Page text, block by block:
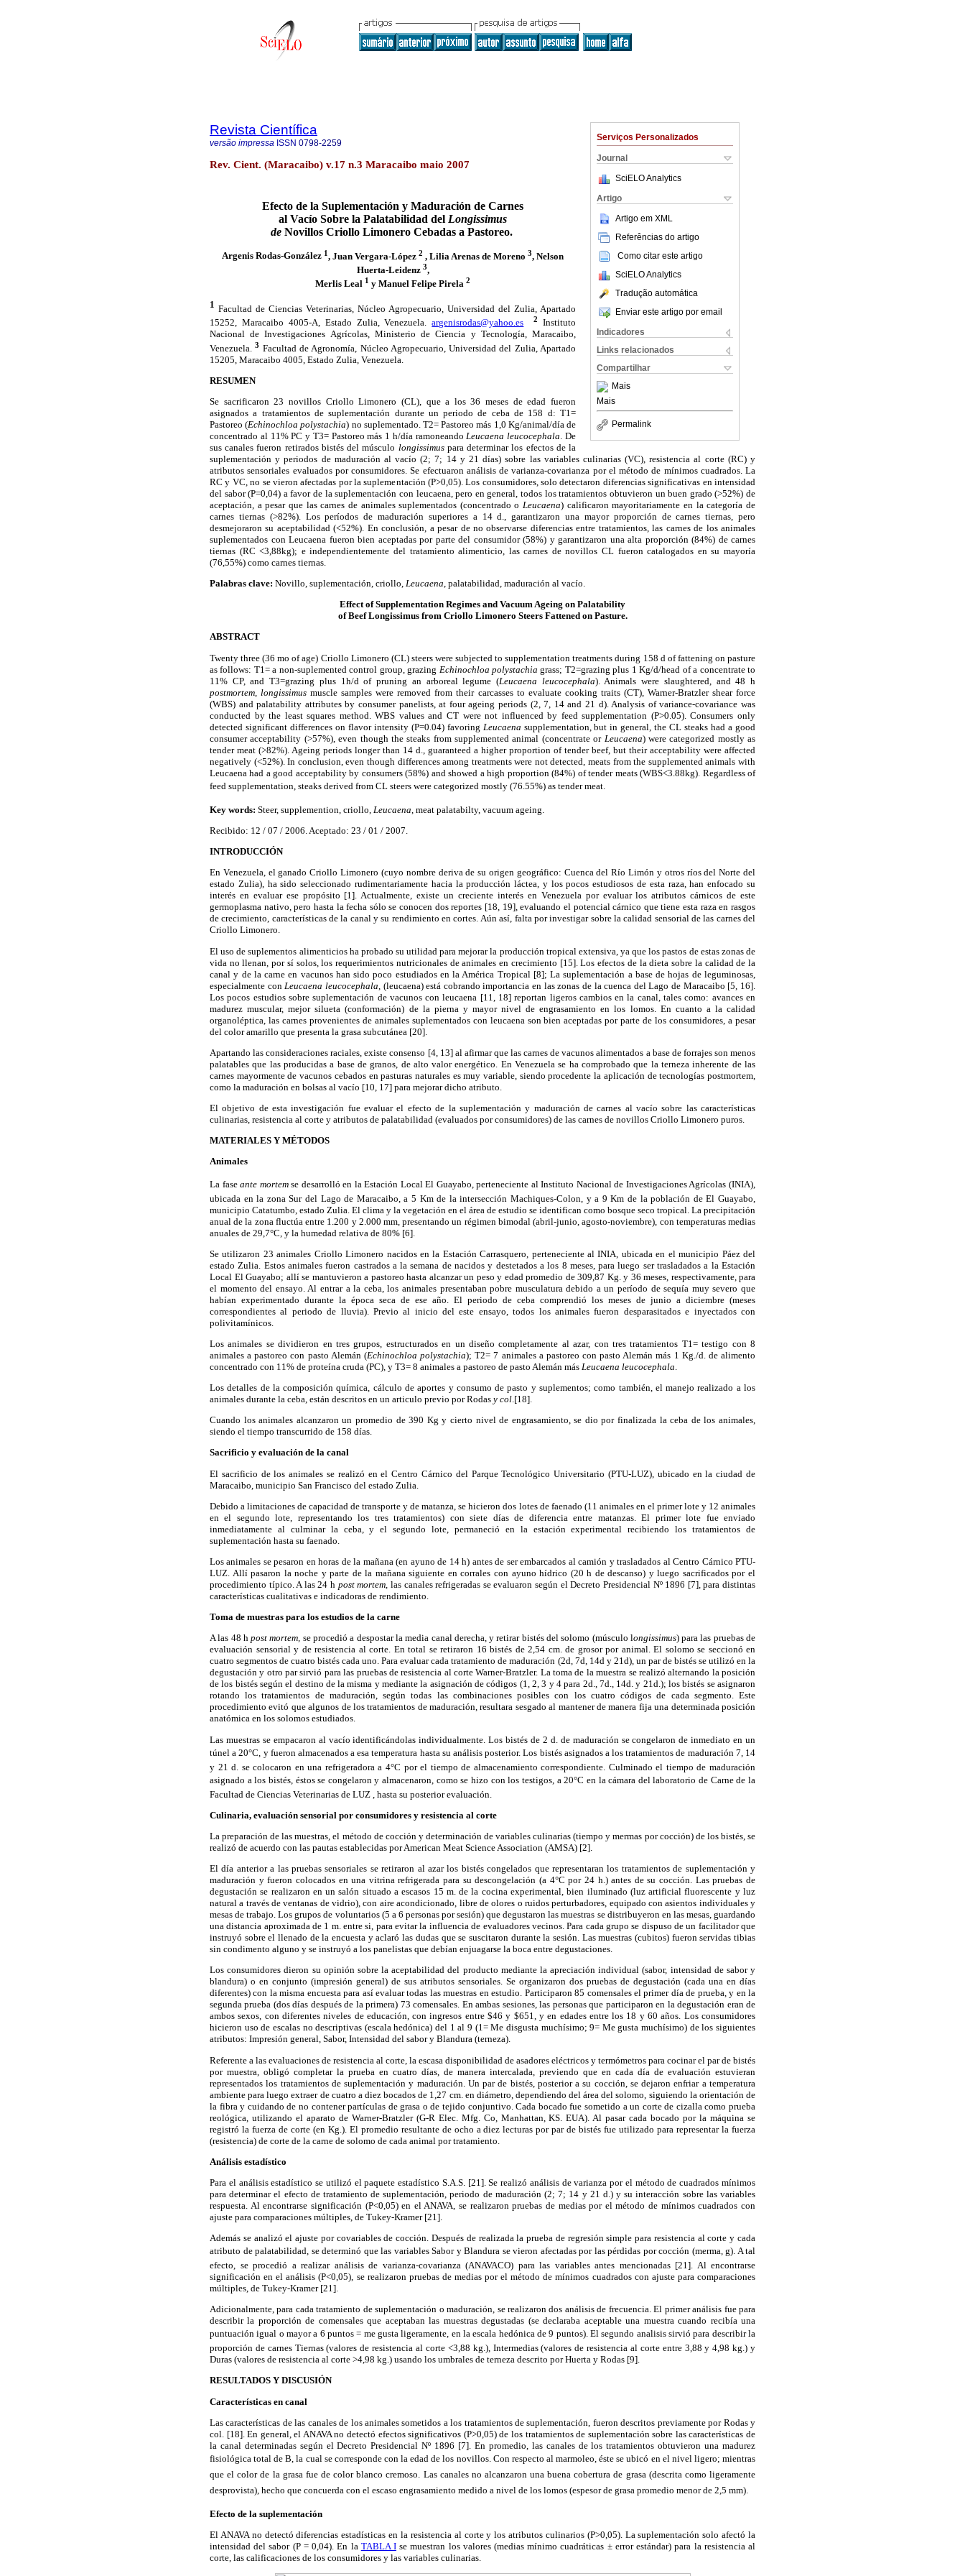
Serviços Personalizados
Journal
SciELO Analytics
Artigo
Artigo em XML
Referências do artigo
Como citar este artigo
SciELO Analytics
Tradução automática
Enviar este artigo por email
Indicadores
Links relacionados
Compartilhar
Mais
Mais
Permalink
Revista Científica
versão impressa ISSN 0798-2259
Rev. Cient. (Maracaibo) v.17 n.3 Maracaibo maio 2007
Efecto de la Suplementación y Maduración de Carnes
al Vacío Sobre la Palatabilidad del Longissimus
de Novillos Criollo Limonero Cebadas a Pastoreo.
Argenis Rodas-González 1, Juan Vergara-López 2 , Lilia Arenas de Moreno 3, Nelson
Huerta-Leidenz 3,
Merlis Leal 1 y Manuel Felipe Pirela 2
1 Facultad de Ciencias Veterinarias, Núcleo Agropecuario, Universidad del Zulia, Apartado
15252, Maracaibo 4005-A, Estado Zulia, Venezuela.argenisrodas@yahoo.es 2Instituto
Nacional de Investigaciones Agrícolas, Ministerio de Ciencia y Tecnología, Maracaibo,
Venezuela.3 Facultad de Agronomía, Núcleo Agropecuario, Universidad del Zulia, Apartado
15205, Maracaibo 4005, Estado Zulia, Venezuela.
RESUMEN
Se sacrificaron 23 novillos Criollo Limonero (CL), que a los 36 meses de edad fueron
asignados a tratamientos de suplementación durante un periodo de ceba de 158 d: T1=
Pastoreo (Echinochloa polystachia) no suplementado. T2= Pastoreo más 1,0 Kg/animal/día de
concentrado al 11% PC y T3= Pastoreo más 1 h/día ramoneando Leucaena leucocephala . De
sus canales fueron retirados bistés del músculo longissimuspara determinar los efectos de la
suplementación y periodos de maduración al vacío (2; 7; 14 y 21 días) sobre las variables culinarias (VC), resistencia al corte (RC) y
atributos sensoriales evaluados por consumidores. Se efectuaron análisis de varianza-covarianza por el método de mínimos cuadrados. La
RC y VC, no se vieron afectadas por la suplementación (P>0,05). Los consumidores, solo detectaron diferencias significativas en intensidad
del sabor (P=0,04) a favor de la suplementación con leucaena, pero en general, todos los tratamientos obtuvieron un buen grado (>52%) de
aceptación, a pesar que las carnes de animales suplementados (concentrado o Leucaena) calificaron mayoritariamente en la categoría de
carnes tiernas (>82%). Los períodos de maduración superiores a 14 d., garantizaron una mayor proporción de carnes tiernas, pero
desmejoraron su aceptabilidad (<52%). En conclusión, a pesar de no observarse diferencias entre tratamientos, las carnes de los animales
suplementados con Leucaena fueron bien aceptadas por parte del consumidor (58%) y garantizaron una alta proporción (84%) de carnes
tiernas (RC <3,88kg); e independientemente del tratamiento alimenticio, las carnes de novillos CL fueron catalogados en su mayoría
(76,55%) como carnes tiernas.
Palabras clave: Novillo, suplementación, criollo, Leucaena, palatabilidad, maduración al vacío.
Effect of Supplementation Regimes and Vacuum Ageing on Palatability
of Beef Longissimus from Criollo Limonero Steers Fattened on Pasture.
ABSTRACT
Twenty three (36 mo of age) Criollo Limonero (CL) steers were subjected to supplementation treatments during 158 d of fattening on pasture
as follows: T1= a non-suplemented control group, grazing Echinochloa polystachia grass; T2=grazing plus 1 Kg/d/head of a concentrate to
11% CP, and T3=grazing plus 1h/d of pruning an arboreal legume (Leucaena leucocephala). Animals were slaughtered, and 48 h
postmortem longissimus muscle samples were removed from their carcasses to evaluate cooking traits (CT), Warner-Bratzler shear force
(WBS) and palatability attributes by consumer panelists, at four ageing periods (2, 7, 14 and 21 d). Analysis of variance-covariance was
conducted by the least squares method. WBS values and CT were not influenced by feed supplementation (P>0.05). Consumers only
detected significant differences on flavor intensity (P=0.04) favoring Leucaena supplementation, but in general, the CL steaks had a good
consumer acceptability (>57%), even though the steaks from supplemented animal (concentrate or Leucaena) were categorized mostly as
tender meat (>82%). Ageing periods longer than 14 d., guaranteed a higher proportion of tender beef, but their acceptability were affected
negatively (<52%). In conclusion, even though differences among treatments were not detected, meats from the supplemented animals with
Leucaena had a good acceptability by consumers (58%) and showed a high proportion (84%) of tender meats (WBS<3.88kg). Regardless of
feed supplementation, steaks derived from CL steers were categorized mostly (76.55%) as tender meat.
Key words: Steer, supplemention, criollo, Leucaena , meat palatabilty, vacuum ageing.
Recibido: 12 / 07 / 2006. Aceptado: 23 / 01 / 2007.
INTRODUCCIÓN
En Venezuela, el ganado Criollo Limonero (cuyo nombre deriva de su origen geográfico: Cuenca del Río Limón y otros ríos del Norte del
estado Zulia), ha sido seleccionado rudimentariamente hacia la producción láctea, y los pocos estudiosos de esta raza, han enfocado su
interés en evaluar ese propósito [1]. Actualmente, existe un creciente interés en Venezuela por evaluar los atributos cárnicos de este
germoplasma nativo, pero hasta la fecha sólo se conocen dos reportes [18, 19], evaluando el potencial cárnico que tiene esta raza en rasgos
de crecimiento, características de la canal y su rendimiento en cortes. Aún así, falta por investigar sobre la calidad sensorial de las carnes del
Criollo Limonero.
El uso de suplementos alimenticios ha probado su utilidad para mejorar la producción tropical extensiva, ya que los pastos de estas zonas de
vida no llenan, por sí solos, los requerimientos nutricionales de animales en crecimiento [15]. Los efectos de la dieta sobre la calidad de la
canal y de la carne en vacunos han sido poco estudiados en la América Tropical [8]; La suplementación a base de hojas de leguminosas,
especialmente con Leucaena leucocephala , (leucaena) está cobrando importancia en las zonas de la cuenca del Lago de Maracaibo [5, 16].
Los pocos estudios sobre suplementación de vacunos con leucaena [11, 18] reportan ligeros cambios en la canal, tales como: avances en
madurez muscular, mejor silueta (conformación) de la pierna y mayor nivel de engrasamiento en los lomos. En cuanto a la calidad
organoléptica, las carnes provenientes de animales suplementados con leucaena son bien aceptadas por parte de los consumidores, a pesar
del color amarillo que presenta la grasa subcutánea [20].
Apartando las consideraciones raciales, existe consenso [4, 13] al afirmar que las carnes de vacunos alimentados a base de forrajes son menos
palatables que las producidas a base de granos, de alto valor energético. En Venezuela se ha comprobado que la terneza inherente de las
carnes mayormente de vacunos cebados en pasturas naturales es muy variable, siendo procedente la aplicación de tecnologías postmortem,
como la maduración en bolsas al vacío [10, 17] para mejorar dicho atributo.
El objetivo de esta investigación fue evaluar el efecto de la suplementación y maduración de carnes al vacío sobre las características
culinarias, resistencia al corte y atributos de palatabilidad (evaluados por consumidores) de las carnes de novillos Criollo Limonero puros.
MATERIALES Y MÉTODOS
Animales
La faseante mortemse desarrolló en la Estación Local El Guayabo, perteneciente al Instituto Nacional de Investigaciones Agrícolas (INIA),
ubicada en la zona Sur del Lago de Maracaibo, a 5 Km de la intersección Machiques-Colon, y a 9 Km de la población de El Guayabo,
municipio Catatumbo, estado Zulia. El clima y la vegetación en el área de estudio se identifican como bosque seco tropical. La precipitación
anual de la zona fluctúa entre 1.200 y 2.000 mm, presentando un régimen bimodal (abril-junio, agosto-noviembre), con temperaturas medias
anuales de 29,7°C, y la humedad relativa de 80% [6].
Se utilizaron 23 animales Criollo Limonero nacidos en la Estación Carrasquero, perteneciente al INIA, ubicada en el municipio Páez del
estado Zulia. Estos animales fueron castrados a la semana de nacidos y destetados a los 8 meses, para luego ser trasladados a la Estación
Local El Guayabo; allí se mantuvieron a pastoreo hasta alcanzar un peso y edad promedio de 309,87 Kg. y 36 meses, respectivamente, para
el momento del ensayo. Al entrar a la ceba, los animales presentaban pobre musculatura debido a un período de sequía muy severo que
habían experimentado durante la época seca de ese año. El periodo de ceba comprendió los meses de junio a diciembre (meses
correspondientes al periodo de lluvia). Previo al inicio del este ensayo, todos los animales fueron desparasitados e inyectados con
polivitamínicos.
Los animales se dividieron en tres grupos, estructurados en un diseño completamente al azar, con tres tratamientos T1= testigo con 8
animales a pastoreo con pasto Alemán (Echinochloa polystachia); T2= 7 animales a pastoreo con pasto Alemán más 1 Kg./d. de alimento
concentrado con 11% de proteína cruda (PC), y T3= 8 animales a pastoreo de pasto Alemán más Leucaena leucocephala
Los detalles de la composición química, cálculo de aportes y consumo de pasto y suplementos; como también, el manejo realizado a los
animales durante la ceba, están descritos en un articulo previo por Rodas y col.[18].
Cuando los animales alcanzaron un promedio de 390 Kg y cierto nivel de engrasamiento, se dio por finalizada la ceba de los animales,
siendo el tiempo transcurrido de 158 días.
Sacrificio y evaluación de la canal
El sacrificio de los animales se realizó en el Centro Cárnico del Parque Tecnológico Universitario (PTU-LUZ), ubicado en la ciudad de
Maracaibo, municipio San Francisco del estado Zulia.
Debido a limitaciones de capacidad de transporte y de matanza, se hicieron dos lotes de faenado (11 animales en el primer lote y 12 animales
en el segundo lote, representando los tres tratamientos) con siete días de diferencia entre matanzas. El primer lote fue enviado
inmediatamente al culminar la ceba, y el segundo lote, permaneció en la estación experimental recibiendo los tratamientos de
suplementación hasta su faenado.
Los animales se pesaron en horas de la mañana (en ayuno de 14 h) antes de ser embarcados al camión y trasladados al Centro Cárnico PTU-
LUZ. Allí pasaron la noche y parte de la mañana siguiente en corrales con ayuno hídrico (20 h de descanso) y luego sacrificados por el
procedimiento típico. A las 24 h post mortem, las canales refrigeradas se evaluaron según el Decreto Presidencial Nº 1896 [7], para distintas
características cualitativas e indicadoras de rendimiento.
Toma de muestras para los estudios de la carne
A las 48 hpost mortem, se procedió a despostar la media canal derecha, y retirar bistés del solomo (músculo longissimus) para las pruebas de
evaluación sensorial y de resistencia al corte. En total se retiraron 16 bistés de 2,54 cm. de grosor por animal. El solomo se seccionó en
cuatro segmentos de cuatro bistés cada uno. Para evaluar cada tratamiento de maduración (2d, 7d, 14d y 21d), un par de bistés se utilizó en la
degustación y otro par sirvió para las pruebas de resistencia al corte Warner-Bratzler. La toma de la muestra se realizó alternando la posición
de los bistés según el destino de la misma y mediante la asignación de códigos (1, 2, 3 y 4 para 2d., 7d., 14d. y 21d.); los bistés se asignaron
rotando los tratamientos de maduración, según todas las combinaciones posibles con los cuatro códigos de cada segmento. Este
procedimiento evitó que algunos de los tratamientos de maduración, resultara sesgado al mantener de manera fija una determinada posición
anatómica en los solomos estudiados.
Las muestras se empacaron al vacío identificándolas individualmente. Los bistés de 2 d. de maduración se congelaron de inmediato en un
túnel a 20°C, y fueron almacenados a esa temperatura hasta su análisis posterior. Los bistés asignados a los tratamientos de maduración 7, 14
y 21 d. se colocaron en una refrigeradora a 4°C por el tiempo de almacenamiento correspondiente. Culminado el tiempo de maduración
asignado a los bistés, éstos se congelaron y almacenaron, como se hizo con los testigos, a 20°C en la cámara del laboratorio de Carne de la
Facultad de Ciencias Veterinarias de LUZ , hasta su posterior evaluación.
Culinaria, evaluación sensorial por consumidores y resistencia al corte
La preparación de las muestras, el método de cocción y determinación de variables culinarias (tiempo y mermas por cocción) de los bistés, se
realizó de acuerdo con las pautas establecidas por American Meat Science Association (AMSA) [2].
El día anterior a las pruebas sensoriales se retiraron al azar los bistés congelados que representaran los tratamientos de suplementación y
maduración y fueron colocados en una vitrina refrigerada para su descongelación (a 4°C por 24 h.) antes de su cocción. Las pruebas de
degustación se realizaron en un salón situado a escasos 15 m. de la cocina experimental, bien iluminado (luz artificial fluorescente y luz
natural a través de ventanas de vidrio), con aire acondicionado, libre de olores o ruidos perturbadores, equipado con asientos individuales y
mesas de trabajo. Los grupos de voluntarios (5 a 6 personas por sesión) que degustaron las muestras se distribuyeron en las mesas, guardando
una distancia aproximada de 1 m. entre si, para evitar la influencia de evaluadores vecinos. Para cada grupo se dispuso de un facilitador que
instruyó sobre el llenado de la encuesta y aclaró las dudas que se suscitaron durante la sesión. Las muestras (cubitos) fueron servidas tibias
sin condimento alguno y se instruyó a los panelistas que debían enjuagarse la boca entre degustaciones.
Los consumidores dieron su opinión sobre la aceptabilidad del producto mediante la apreciación individual (sabor, intensidad de sabor y
blandura) o en conjunto (impresión general) de sus atributos sensoriales. Se organizaron dos pruebas de degustación (cada una en días
diferentes) con la misma encuesta para así evaluar todas las muestras en estudio. Participaron 85 comensales el primer día de prueba, y en la
segunda prueba (dos días después de la primera) 73 comensales. En ambas sesiones, las personas que participaron en la degustación eran de
ambos sexos, con diferentes niveles de educación, con ingresos entre $46 y $651, y en edades entre los 18 y 60 años. Los consumidores
hicieron uso de escalas no descriptivas (escala hedónica) del 1 al 9 (1= Me disgusta muchísimo; 9= Me gusta muchísimo) de los siguientes
atributos: Impresión general, Sabor, Intensidad del sabor y Blandura (terneza).
Referente a las evaluaciones de resistencia al corte, la escasa disponibilidad de asadores eléctricos y termómetros para cocinar el par de bistés
por muestra, obligó completar la prueba en cuatro días, de manera intercalada, previendo que en cada día de evaluación estuvieran
representados los tratamientos de suplementación y maduración. Un par de bistés, posterior a su cocción, se dejaron enfriar a temperatura
ambiente para luego extraer de cuatro a diez bocados de 1,27 cm. en diámetro, dependiendo del área del solomo, siguiendo la orientación de
la fibra y cuidando de no contener partículas de grasa o de tejido conjuntivo. Cada bocado fue sometido a un corte de cizalla como prueba
reológica, utilizando el aparato de Warner-Bratzler (G-R Elec. Mfg. Co, Manhattan, KS. EUA). Al pasar cada bocado por la máquina se
registró la fuerza de corte (en Kg.). El promedio resultante de ocho a diez lecturas por par de bistés fue utilizado para representar la fuerza
(resistencia) de corte de la carne de solomo de cada animal por tratamiento.
Análisis estadístico
Para el análisis estadístico se utilizó el paquete estadístico S.A.S. [21]. Se realizó análisis de varianza por el método de cuadrados mínimos
para determinar el efecto de tratamiento de suplementación, periodo de maduración (2; 7; 14 y 21 d.) y su interacción sobre las variables
respuesta. Al encontrarse significación (P<0,05) en el ANAVA, se realizaron pruebas de medias por el método de mínimos cuadrados con
ajuste para comparaciones múltiples, de Tukey-Kramer [21].
Además se analizó el ajuste por covariables de cocción. Después de realizada la prueba de regresión simple para resistencia al corte y cada
atributo de palatabilidad, se determinó que las variables Sabor y Blandura se vieron afectadas por las pérdidas por cocción (merma, g). A tal
efecto, se procedió a realizar análisis de varianza-covarianza (ANAVACO) para las variables antes mencionadas [21]. Al encontrarse
significación en el análisis (P<0,05), se realizaron pruebas de medias por el método de mínimos cuadrados con ajuste para comparaciones
múltiples, de Tukey-Kramer [21].
Adicionalmente, para cada tratamiento de suplementación o maduración, se realizaron dos análisis de frecuencia. El primer análisis fue para
describir la proporción de comensales que aceptaban las muestras degustadas (se declaraba aceptable una muestra cuando recibía una
puntuación igual o mayor a 6 puntos = me gusta ligeramente, en la escala hedónica de 9 puntos). El segundo analisis sirvió para describir la
proporción de carnes Tiernas (valores de resistencia al corte <3,88 kg.), Intermedias (valores de resistencia al corte entre 3,88 y 4,98 kg.) y
Duras (valores de resistencia al corte >4,98 kg.) usando los umbrales de terneza descrito por Huerta y Rodas [9].
RESULTADOS Y DISCUSIÓN
Características en canal
Las características de las canales de los animales sometidos a los tratamientos de suplementación, fueron descritos previamente por Rodas y
col. [18]. En general, el ANAVA no detectó efectos significativos (P>0,05) de los tratamientos de suplementación sobre las características de
la canal determinadas según el Decreto Presidencial Nº 1896 [7]. En promedio, las canales de los tratamientos obtuvieron una madurez
fisiológica total de B, la cual se corresponde con la edad de los novillos. Con respecto al marmoleo, éste se ubicó en el nivel ligero; mientras
que el color de la grasa fue de color blanco cremoso. Las canales no alcanzaron una buena cobertura de grasa (descrita como ligeramente
desprovista), hecho que concuerda con el escaso engrasamiento medido a nivel de los lomos (espesor de grasa promedio menor de 2,5 mm).
Efecto de la suplementación
El ANAVA no detectó diferencias estadísticas en la resistencia al corte y los atributos culinarios (P>0,05). La suplementación solo afectó la
intensidad del sabor (P = 0,04). En la TABLA Ise muestran los valores (medias mínimo cuadráticas ± error estándar) para la resistencia al
corte, las calificaciones de los consumidores y las variables culinarias.